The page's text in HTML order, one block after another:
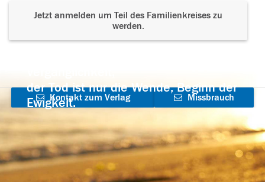
Jetzt anmelden um Teil des Familienkreises zu
werden.
der Tod ist nur die Wende, Beginn der
Ewigkeit.
Kontakt zum Verlag
aufnehmen
Missbrauch